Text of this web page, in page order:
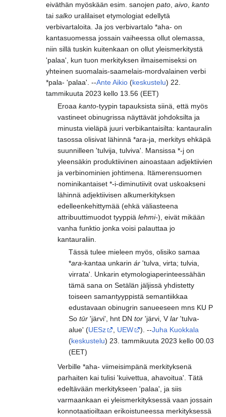
eiväthän myöskään esim. sanojenpato,aivo,kanto
taisalko uralilaiset etymologiat edellytä
verbivartaloita. Ja jos verbivartalo *aha- on
kantasuomessa jossain vaiheessa ollut olemassa,
niin sillä tuskin kuitenkaan on ollut yleismerkitystä
'palaa', kun tuon merkityksen ilmaisemiseksi on
yhteinen suomalais-saamelais-mordvalainen verbi
*pala- 'palaa'. --Ante Aikio (keskustelu) 22.
tammikuuta 2023 kello 13.56 (EET)
Eroaa kanto-tyypin tapauksista siinä, että myös
vastineet obinugrissa näyttävät johdoksilta ja
minusta vieläpä juuri verbikantaisilta: kantauralin
tasossa olisivat lähinnä *ara-ja, merkitys ehkäpä
suunnilleen 'tulvija, tulviva'. Mansissa *-j on
yleensäkin produktiivinen ainoastaan adjektiivien
ja verbinominien johtimena. Itämerensuomen
nominikantaiset *-i-diminutiivit ovat uskoakseni
lähinnä adjektiivisen alkumerkityksen
edelleenkehittymää (ehkä väliasteena
attribuuttimuodot tyyppiä lehmi-), eivät mikään
vanha funktio jonka voisi palauttaa jo
kantauraliin.
Tässä tulee mieleen myös, olisiko samaa
*ara-kantaa unkarin ár'tulva, virta; tulvia,
virrata'. Unkarin etymologiaperinteessähän
tämä sana on Setälän jäljissä yhdistetty
toiseen samantyyppistä semantiikkaa
edustavaan obinugrin sanueeseen mns KU P
So tūr'järvi', hnt DN tor'järvi, V lar'tulva-
alue' (UESz UEW ). --Juha Kuokkala
(keskustelu) 23. tammikuuta 2023 kello 00.03
(EET)
Verbille *aha- viimeisimpänä merkityksenä
parhaiten kai tulisi 'kuivettua, ahavoitua'. Tätä
edeltävään merkitykseen 'palaa', ja siis
varmaankaan ei yleismerkityksessä vaan jossain
konnotaatioiltaan erikoistuneessa merkityksessä